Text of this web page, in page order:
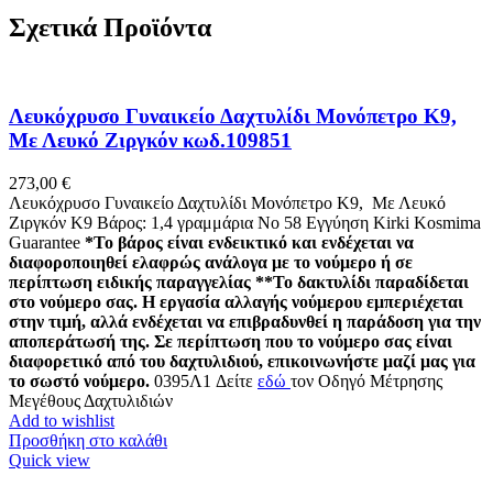
Σχετικά Προϊόντα
Λευκόχρυσο Γυναικείο Δαχτυλίδι Μονόπετρο Κ9,
Με Λευκό Ζιργκόν κωδ.109851
273,00 €
Λευκόχρυσο Γυναικείο Δαχτυλίδι Μονόπετρο Κ9, Με Λευκό
Ζιργκόν Κ9 Βάρος: 1,4 γραμμάρια Νο 58 Εγγύηση Kirki Kosmima
Guarantee *Το βάρος είναι ενδεικτικό και ενδέχεται να
διαφοροποιηθεί ελαφρώς ανάλογα με το νούμερο ή σε
περίπτωση ειδικής παραγγελίας **Το δακτυλίδι παραδίδεται
στο νούμερο σας. Η εργασία αλλαγής νούμερου εμπεριέχεται
στην τιμή, αλλά ενδέχεται να επιβραδυνθεί η παράδοση για την
αποπεράτωσή της. Σε περίπτωση που το νούμερο σας είναι
διαφορετικό από του δαχτυλιδιού, επικοινωνήστε μαζί μας για
το σωστό νούμερο. 0395Λ1 Δείτε εδώ τον Οδηγό Μέτρησης
Μεγέθους Δαχτυλιδιών
Add to wishlist
Προσθήκη στο καλάθι
Quick view